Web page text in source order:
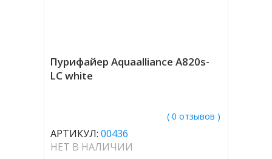
Пурифайер Aquaalliance A820s-
LC white
( 0 отзывов )
АРТИКУЛ: 00436
НЕТ В НАЛИЧИИ